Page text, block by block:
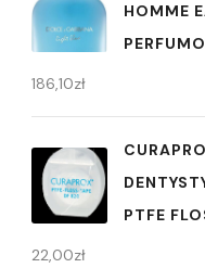
HOMME
186,10zł
PTFE
22,00zł